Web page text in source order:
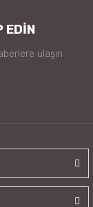
EDİN
ulaşın